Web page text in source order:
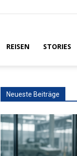
REISEN STORIES
Neueste Beiträge